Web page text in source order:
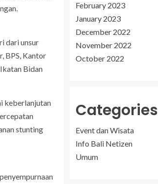
dari unsur
BPS, Kantor
Bidan
keberlanjutan
stunting
February 2023
January 2023
December 2022
November 2022
October 2022
Categories
Event dan Wisata
Info Bali Netizen
Umum